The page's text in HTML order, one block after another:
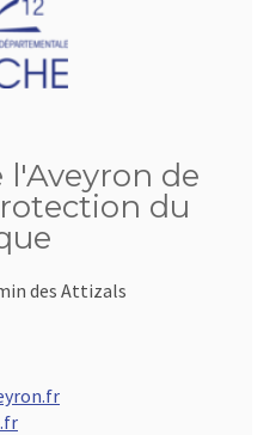
l'Aveyron de
du
des Attizals